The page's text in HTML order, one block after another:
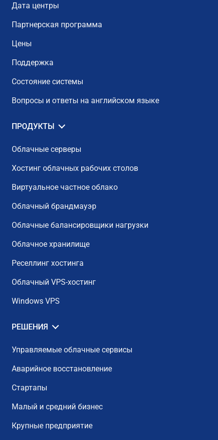
Дата центры
Партнерская программа
Цены
Поддержка
Состояние системы
Вопросы и ответы на английском языке
ПРОДУКТЫ
Облачные серверы
Хостинг облачных рабочих столов
Виртуальное частное облако
Облачный брандмауэр
Облачные балансировщики нагрузки
Облачное хранилище
Реселлинг хостинга
Облачный VPS-хостинг
Windows VPS
РЕШЕНИЯ
Управляемые облачные сервисы
Аварийное восстановление
Стартапы
Малый и средний бизнес
Крупные предприятие